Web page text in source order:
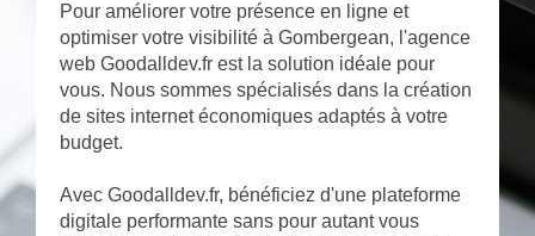
Pour améliorer votre présence en ligne et
optimiser votre visibilité à Gombergean, l'agence
web Goodalldev.fr est la solution idéale pour
vous. Nous sommes spécialisés dans la création
de sites internet économiques adaptés à votre
budget.
Avec Goodalldev.fr, bénéficiez d'une plateforme
digitale performante sans pour autant vous